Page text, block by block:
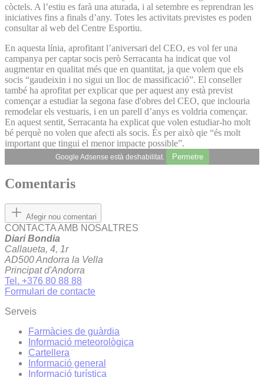
còctels. A l’estiu es farà una aturada, i al setembre es reprendran les
iniciatives fins a finals d’any. Totes les activitats previstes es poden
consultar al web del Centre Esportiu.
En aquesta línia, aprofitant l’aniversari del CEO, es vol fer una
campanya per captar socis però Serracanta ha indicat que vol
augmentar en qualitat més que en quantitat, ja que volem que els
socis “gaudeixin i no sigui un lloc de massificació”. El conseller
també ha aprofitat per explicar que per aquest any està previst
començar a estudiar la segona fase d'obres del CEO, que inclouria
remodelar els vestuaris, i en un parell d’anys es voldria començar.
En aquest sentit, Serracanta ha explicat que volen estudiar-ho molt
bé perquè no volen que afecti als socis. És per això qie “és molt
important que tingui el menor impacte possible”.
Google Adsense està deshabilitat. Permetre
Comentaris
Afegir nou comentari
CONTACTA AMB NOSALTRES
Diari Bondia
Callaueta, 4, 1r
AD500 Andorra la Vella
Principat d'Andorra
Tel. +376 80 88 88
Formulari de contacte
Serveis
Farmàcies de guàrdia
Informació meteorològica
Cartellera
Informació general
Informació turística